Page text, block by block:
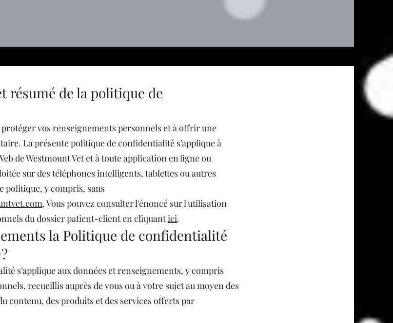
résumé de la politique de
protéger vos renseignements personnels et à offrir une
La présente politique de confidentialité s’applique à
de Westmount Vet et à toute application en ligne ou
sur des téléphones intelligents, tablettes ou autres
politique, y compris, sans
. Vous pouvez consulter l'énoncé sur l'utilisation
du dossier patient-client en cliquantici.
la Politique de confidentialité
s’applique aux données et renseignements, y compris
recueillis auprès de vous ou à votre sujet au moyen des
contenu, des produits et des services offerts par